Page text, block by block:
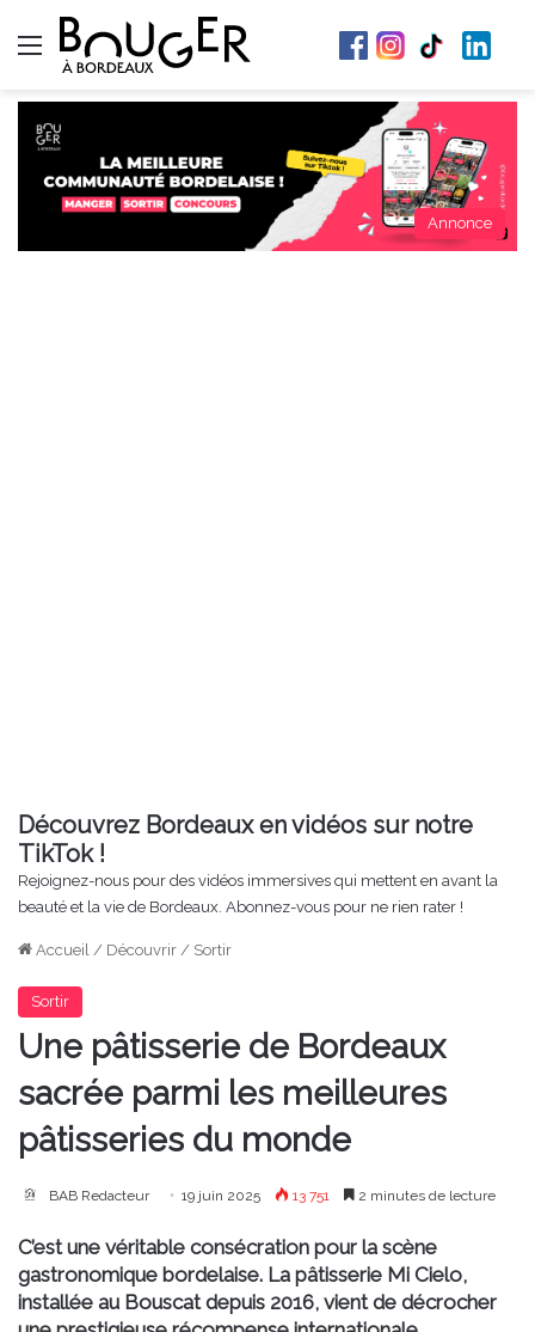
Menu
Annonce
Découvrez Bordeaux en vidéos sur notre
TikTok !
Rejoignez-nous pour des vidéos immersives qui mettent en avant la
beauté et la vie de Bordeaux. Abonnez-vous pour ne rien rater !
Accueil / Découvrir / Sortir
Sortir
Une pâtisserie de Bordeaux
sacrée parmi les meilleures
pâtisseries du monde
BAB Redacteur 19 juin 2025 13 751 2 minutes de lecture
C’est une véritable consécration pour la scène
gastronomique bordelaise. La pâtisserie Mi Cielo,
installée au Bouscat depuis 2016, vient de décrocher